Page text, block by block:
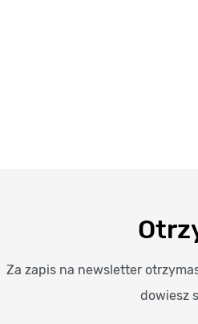
Za zapis na newsletter
dowiesz